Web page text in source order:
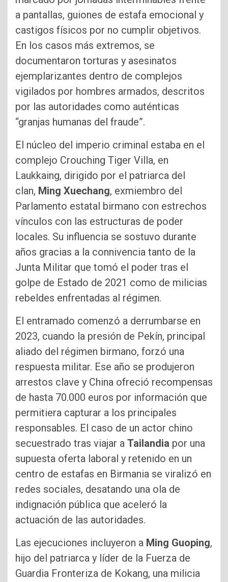
a pantallas, guiones de estafa emocional y
castigos físicos por no cumplir objetivos.
En los casos más extremos, se
documentaron torturas y asesinatos
ejemplarizantes dentro de complejos
vigilados por hombres armados, descritos
por las autoridades como auténticas
“granjas humanas del fraude”.
El núcleo del imperio criminal estaba en el
complejo Crouching Tiger Villa, en
Laukkaing, dirigido por el patriarca del
clan, Ming Xuechang, exmiembro del
Parlamento estatal birmano con estrechos
vínculos con las estructuras de poder
locales. Su influencia se sostuvo durante
años gracias a la connivencia tanto de la
Junta Militar que tomó el poder tras el
golpe de Estado de 2021 como de milicias
rebeldes enfrentadas al régimen.
El entramado comenzó a derrumbarse en
2023, cuando la presión de Pekín, principal
aliado del régimen birmano, forzó una
respuesta militar. Ese año se produjeron
arrestos clave y China ofreció recompensas
de hasta 70.000 euros por información que
permitiera capturar a los principales
responsables. El caso de un actor chino
secuestrado tras viajar a Tailandia por una
supuesta oferta laboral y retenido en un
centro de estafas en Birmania se viralizó en
redes sociales, desatando una ola de
indignación pública que aceleró la
actuación de las autoridades.
Las ejecuciones incluyeron a Ming Guoping,
hijo del patriarca y líder de la Fuerza de
Guardia Fronteriza de Kokang, una milicia